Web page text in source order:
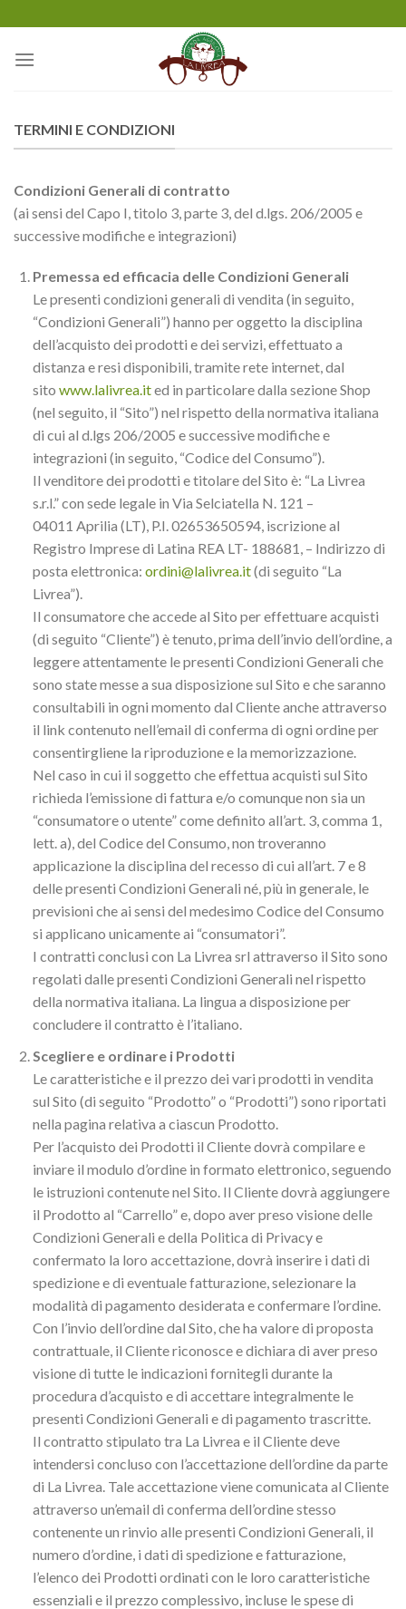
ai
contenuti
TERMINI E CONDIZIONI
Condizioni Generali di contratto
(ai sensi del Capo I, titolo 3, parte 3, del d.lgs. 206/2005 e
successive modifiche e integrazioni)
Premessa ed efficacia delle Condizioni Generali
Le presenti condizioni generali di vendita (in seguito,
“Condizioni Generali”) hanno per oggetto la disciplina
dell’acquisto dei prodotti e dei servizi, effettuato a
distanza e resi disponibili, tramite rete internet, dal
sito www.lalivrea.ited in particolare dalla sezione Shop
(nel seguito, il “Sito”) nel rispetto della normativa italiana
di cui al d.lgs 206/2005 e successive modifiche e
integrazioni (in seguito, “Codice del Consumo”).
Il venditore dei prodotti e titolare del Sito è: “La Livrea
s.r.l.” con sede legale in Via Selciatella N. 121 –
04011 Aprilia (LT), P.I. 02653650594, iscrizione al
Registro Imprese di Latina REA LT- 188681, – Indirizzo di
posta elettronica: ordini@lalivrea.it(di seguito “La
Livrea”).
Il consumatore che accede al Sito per effettuare acquisti
(di seguito “Cliente”) è tenuto, prima dell’invio dell’ordine, a
leggere attentamente le presenti Condizioni Generali che
sono state messe a sua disposizione sul Sito e che saranno
consultabili in ogni momento dal Cliente anche attraverso
il link contenuto nell’email di conferma di ogni ordine per
consentirgliene la riproduzione e la memorizzazione.
Nel caso in cui il soggetto che effettua acquisti sul Sito
richieda l’emissione di fattura e/o comunque non sia un
“consumatore o utente” come definito all’art. 3, comma 1,
lett. a), del Codice del Consumo, non troveranno
applicazione la disciplina del recesso di cui all’art. 7 e 8
delle presenti Condizioni Generali né, più in generale, le
previsioni che ai sensi del medesimo Codice del Consumo
si applicano unicamente ai “consumatori”.
I contratti conclusi con La Livrea srl attraverso il Sito sono
regolati dalle presenti Condizioni Generali nel rispetto
della normativa italiana. La lingua a disposizione per
concludere il contratto è l’italiano.
Scegliere e ordinare i Prodotti
Le caratteristiche e il prezzo dei vari prodotti in vendita
sul Sito (di seguito “Prodotto” o “Prodotti”) sono riportati
nella pagina relativa a ciascun Prodotto.
Per l’acquisto dei Prodotti il Cliente dovrà compilare e
inviare il modulo d’ordine in formato elettronico, seguendo
le istruzioni contenute nel Sito. Il Cliente dovrà aggiungere
il Prodotto al “Carrello” e, dopo aver preso visione delle
Condizioni Generali e della Politica di Privacy e
confermato la loro accettazione, dovrà inserire i dati di
spedizione e di eventuale fatturazione, selezionare la
modalità di pagamento desiderata e confermare l’ordine.
Con l’invio dell’ordine dal Sito, che ha valore di proposta
contrattuale, il Cliente riconosce e dichiara di aver preso
visione di tutte le indicazioni fornitegli durante la
procedura d’acquisto e di accettare integralmente le
presenti Condizioni Generali e di pagamento trascritte.
Il contratto stipulato tra La Livrea e il Cliente deve
intendersi concluso con l’accettazione dell’ordine da parte
di La Livrea. Tale accettazione viene comunicata al Cliente
attraverso un’email di conferma dell’ordine stesso
contenente un rinvio alle presenti Condizioni Generali, il
numero d’ordine, i dati di spedizione e fatturazione,
l’elenco dei Prodotti ordinati con le loro caratteristiche
essenziali e il prezzo complessivo, incluse le spese di